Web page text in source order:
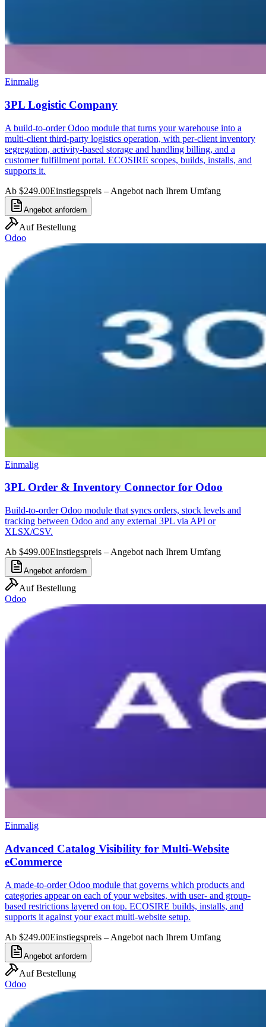
Einmalig
3PL Logistic Company
A build-to-order Odoo module that turns your warehouse into a
multi-client third-party logistics operation, with per-client inventory
segregation, activity-based storage and handling billing, and a
customer fulfillment portal. ECOSIRE scopes, builds, installs, and
supports it.
Ab $249.00Einstiegspreis – Angebot nach Ihrem Umfang
Angebot anfordern
Auf Bestellung
Odoo
Einmalig
3PL Order & Inventory Connector for Odoo
Build-to-order Odoo module that syncs orders, stock levels and
tracking between Odoo and any external 3PL via API or
XLSX/CSV.
Ab $499.00Einstiegspreis – Angebot nach Ihrem Umfang
Angebot anfordern
Auf Bestellung
Odoo
Einmalig
Advanced Catalog Visibility for Multi-Website
eCommerce
A made-to-order Odoo module that governs which products and
categories appear on each of your websites, with user- and group-
based restrictions layered on top. ECOSIRE builds, installs, and
supports it against your exact multi-website setup.
Ab $249.00Einstiegspreis – Angebot nach Ihrem Umfang
Angebot anfordern
Auf Bestellung
Odoo